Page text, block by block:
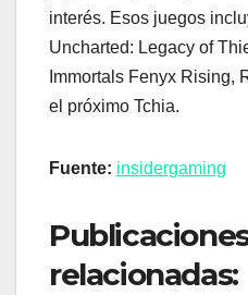
interés. Esos juegos
Uncharted: Legacy of
Immortals Fenyx Rising,
el próximo Tchia.
Fuente: insidergaming
relacionadas: